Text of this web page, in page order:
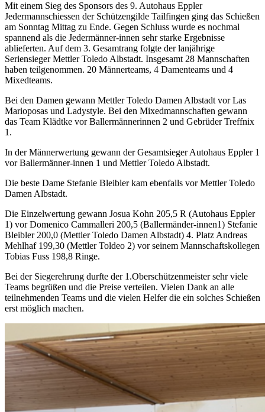
Mit einem Sieg des Sponsors des 9. Autohaus Eppler
Jedermannschiessen der Schützengilde Tailfingen ging das Schießen
am Sonntag Mittag zu Ende. Gegen Schluss wurde es nochmal
spannend als die Jedermänner-innen sehr starke Ergebnisse
ablieferten. Auf dem 3. Gesamtrang folgte der lanjährige
Seriensieger Mettler Toledo Albstadt. Insgesamt 28 Mannschaften
haben teilgenommen. 20 Männerteams, 4 Damenteams und 4
Mixedteams.
Bei den Damen gewann Mettler Toledo Damen Albstadt vor Las
Marioposas und Ladystyle. Bei den Mixedmannschaften gewann
das Team Klädtke vor Ballermännerinnen 2 und Gebrüder Treffnix
1.
In der Männerwertung gewann der Gesamtsieger Autohaus Eppler 1
vor Ballermänner-innen 1 und Mettler Toledo Albstadt.
Die beste Dame Stefanie Bleibler kam ebenfalls vor Mettler Toledo
Damen Albstadt.
Die Einzelwertung gewann Josua Kohn 205,5 R (Autohaus Eppler
1) vor Domenico Cammalleri 200,5 (Ballermänder-innen1) Stefanie
Bleibler 200,0 (Mettler Toledo Damen Albstadt) 4. Platz Andreas
Mehlhaf 199,30 (Mettler Toldeo 2) vor seinem Mannschaftskollegen
Tobias Fuss 198,8 Ringe.
Bei der Siegerehrung durfte der 1.Oberschützenmeister sehr viele
Teams begrüßen und die Preise verteilen. Vielen Dank an alle
teilnehmenden Teams und die vielen Helfer die ein solches Schießen
erst möglich machen.